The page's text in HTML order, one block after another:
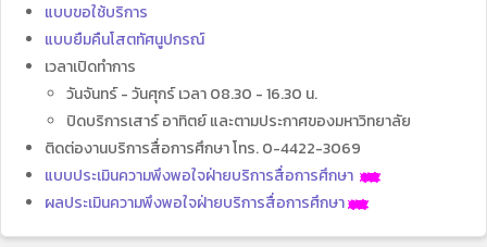
แบบขอใช้บริการ
แบบยืมคืนโสตทัศนูปกรณ์
เวลาเปิดทำการ
วันจันทร์ - วันศุกร์ เวลา 08.30 - 16.30 น.
ปิดบริการเสาร์ อาทิตย์ และตามประกาศของมหาวิทยาลัย
ติดต่องานบริการสื่อการศึกษา โทร. 0-4422-3069
แบบประเมินความพึงพอใจฝ่ายบริการสื่อการศึกษา
ผลประเมินความพึงพอใจฝ่ายบริการสื่อการศึกษา